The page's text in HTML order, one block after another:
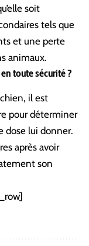
soit
tels que
et une perte
animaux.
toute sécurité ?
il est
pour déterminer
dose lui donner.
après avoir
son